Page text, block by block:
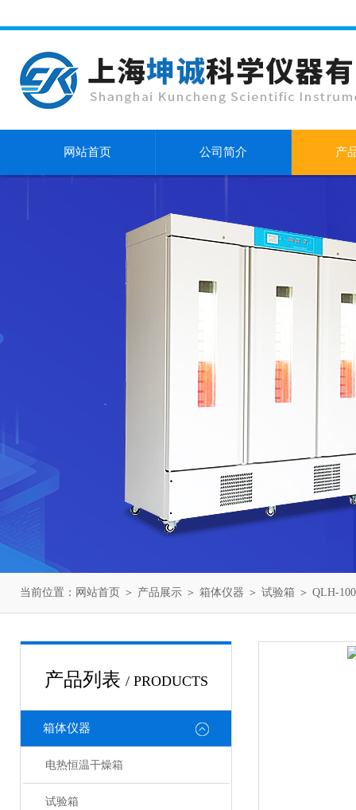
网站首页 公司简介 产
当前位置： 网站首页 ＞ 产品展示 ＞ 箱体仪器 ＞ 试验箱 ＞ QLH-
产品列表 / PRODUCTS
箱体仪器
电热恒温干燥箱
试验箱